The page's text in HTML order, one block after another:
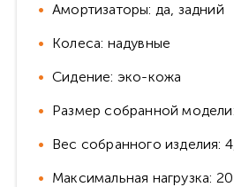
Амортизаторы: да, задний
Колеса: надувные
Сидение: эко-кожа
Размер собранной
Вес собранного изделия:
Максимальная нагрузка: 20